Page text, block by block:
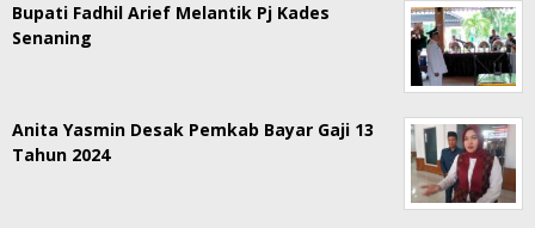
Bupati Fadhil Arief Melantik Pj Kades
Senaning
Anita Yasmin Desak Pemkab Bayar Gaji 13
Tahun 2024